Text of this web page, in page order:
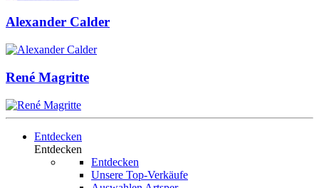
Alexander Calder
René Magritte
Entdecken
Entdecken
Entdecken
Unsere Top-Verkäufe